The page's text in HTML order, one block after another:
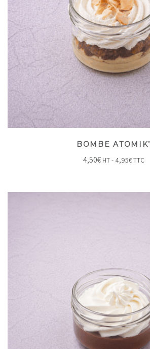
BOMBE ATOMIK’
4,50€ HT - 4,95€TTC